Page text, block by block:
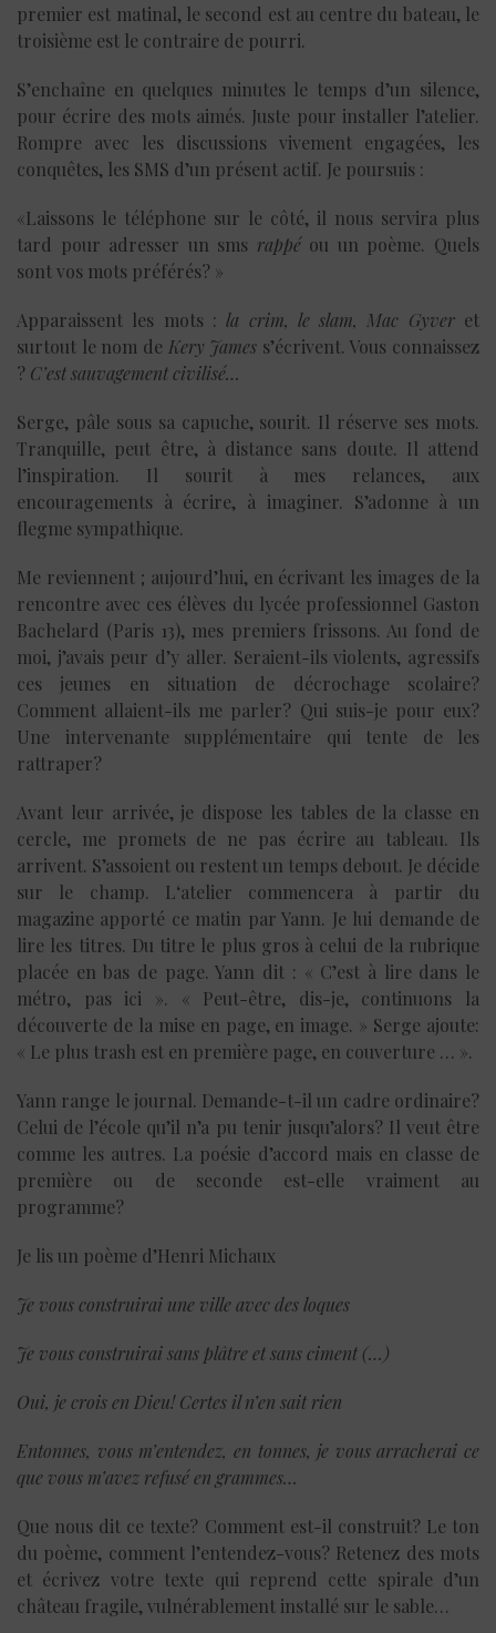
premier est matinal, le second est au centre du bateau, le
troisième est le contraire de pourri.
S’enchaîne en quelques minutes le temps d’un silence,
pour écrire des mots aimés. Juste pour installer l’atelier.
Rompre avec les discussions vivement engagées, les
conquêtes, les SMS d’un présent actif. Je poursuis :
«Laissons le téléphone sur le côté, il nous servira plus
tard pour adresser un sms rappéou un poème. Quels
sont vos mots préférés? »
Apparaissent les mots :la crim, le slam, Mac Gyver et
surtout le nom de Kery James s’écrivent. Vous connaissez
? C’est sauvagement civilisé…
Serge, pâle sous sa capuche, sourit. Il réserve ses mots.
Tranquille, peut être, à distance sans doute. Il attend
l’inspiration. Il sourit à mes relances, aux
encouragements à écrire, à imaginer. S’adonne à un
flegme sympathique.
Me reviennent ; aujourd’hui, en écrivant les images de la
rencontre avec ces élèves du lycée professionnel Gaston
Bachelard (Paris 13), mes premiers frissons. Au fond de
moi, j’avais peur d’y aller. Seraient-ils violents, agressifs
ces jeunes en situation de décrochage scolaire?
Comment allaient-ils me parler? Qui suis-je pour eux?
Une intervenante supplémentaire qui tente de les
rattraper?
Avant leur arrivée, je dispose les tables de la classe en
cercle, me promets de ne pas écrire au tableau. Ils
arrivent. S’assoient ou restent un temps debout. Je décide
sur le champ. L‘atelier commencera à
partir du
magazine apporté ce matin par Yann. Je lui demande de
lire les titres. Du titre le plus gros à celui de la rubrique
placée en bas de page. Yann dit : « C’est à lire dans le
métro, pas ici ». « Peut-être, dis-je, continuons la
découverte de la mise en page, en image. » Serge ajoute:
« Le plus trash est en première page, en couverture … ».
Yann range le journal. Demande-t-il un cadre ordinaire?
Celui de l’école qu’il n’a pu tenir jusqu’alors? Il veut être
comme les autres. La poésie d’accord mais en classe de
première ou de seconde est-elle vraiment au
programme?
Je lis un poème d’Henri Michaux
Je vous construirai une ville avec des loques
Je vous construirai sans plâtre et sans ciment (…)
Oui, je crois en Dieu! Certes il n’en sait rien
Entonnes, vous m’entendez, en tonnes, je vous arracherai ce
que vous m’avez refusé en grammes…
Que nous dit ce texte? Comment est-il construit? Le ton
du poème, comment l’entendez-vous? Retenez des mots
et écrivez votre texte qui reprend cette spirale d’un
château fragile, vulnérablement installé sur le sable…